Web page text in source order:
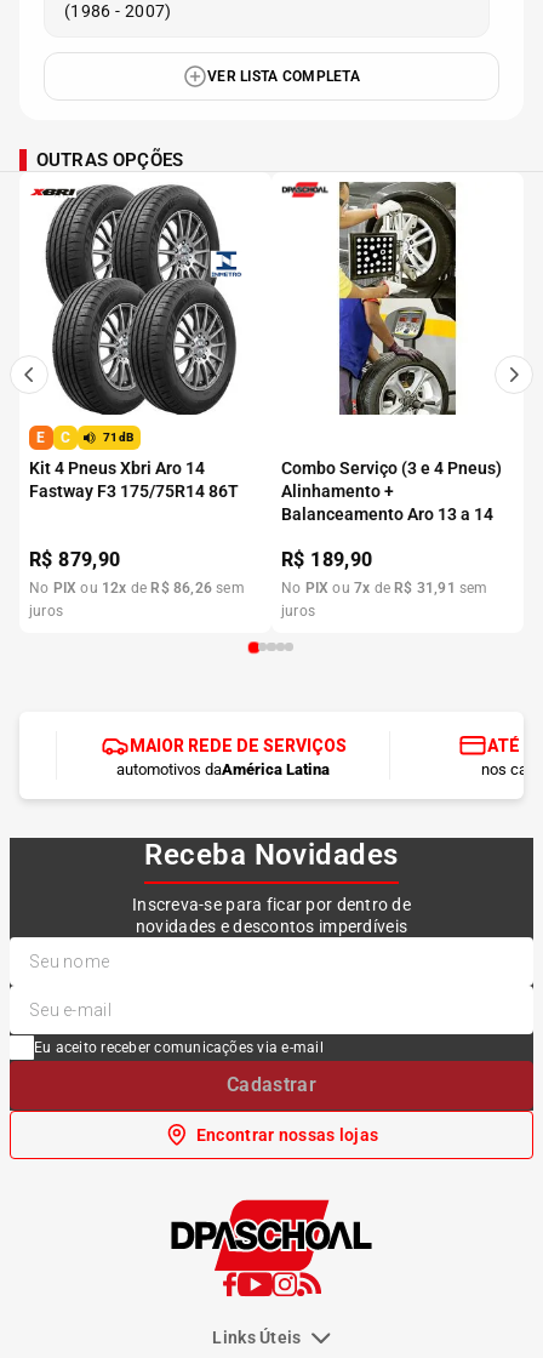
(1986 - 2007)
VER LISTA COMPLETA
OUTRAS OPÇÕES
E C 71dB
Kit 4 Pneus Xbri Aro 14
Fastway F3 175/75R14 86T
R$879,90
No PIX ou 12x de R$ 86,26 sem
juros
Combo Serviço (3 e 4 Pneus)
Alinhamento +
Balanceamento Aro 13 a 14
R$ 189,90
No PIX ou7x de R$ 31 ,91 sem
juros
MAIOR REDE DE SERVIÇOS
automotivos daAmérica Latina
ATÉ
nos
Receba Novidades
Inscreva-se para ficar por dentro de
novidades e descontos imperdíveis
Eu aceito receber comunicações via e-mail
Cadastrar
Encontrar nossas lojas
Links Úteis